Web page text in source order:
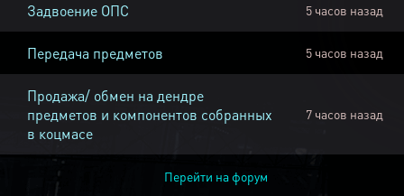
Задвоение ОПС 5 часов назад
Передача предметов 5 часов назад
Продажа/ обмен на дендре
предметов и компонентов собранных
в коцмасе
7 часов назад
Перейти на форум